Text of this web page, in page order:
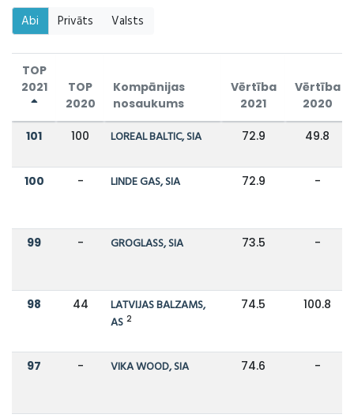
Abi Privāts Valsts
TOP
2021
TOP
2020
Kompānijas
nosaukums
Vērtība
2021
Vērtība
2020
101 100 LOREAL BALTIC, SIA 72.9 49.8
100 - LINDE GAS, SIA 72.9 -
99 - GROGLASS, SIA 73.5 -
98 44
LATVIJAS BALZAMS,
AS 2
74.5 100.8
97 - VIKA WOOD, SIA 74.6 -